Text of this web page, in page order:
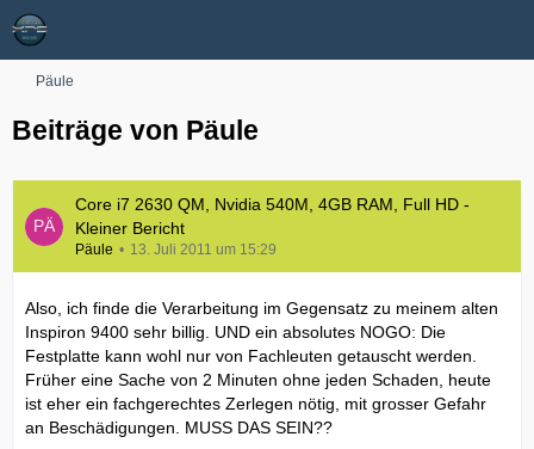
Päule
Beiträge von Päule
Core i7 2630 QM, Nvidia 540M, 4GB RAM, Full HD -
Kleiner Bericht
Päule 13. Juli 2011 um 15:29
Also, ich finde die Verarbeitung im Gegensatz zu meinem alten
Inspiron 9400 sehr billig. UND ein absolutes NOGO: Die
Festplatte kann wohl nur von Fachleuten getauscht werden.
Früher eine Sache von 2 Minuten ohne jeden Schaden, heute
ist eher ein fachgerechtes Zerlegen nötig, mit grosser Gefahr
an Beschädigungen. MUSS DAS SEIN??